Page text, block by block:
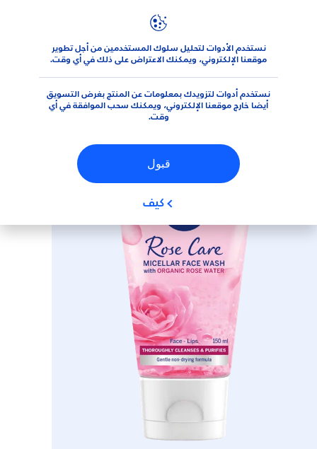
نستخدم الأدوات لتحليل سلوك المستخدمين من أجل تطوير
موقعنا الإلكتروني، ويمكنك الاعتراض على ذلك في أي وقت.
نستخدم أدوات لتزويدك بمعلومات عن المنتج بغرض التسويق
أيضا خارج موقعنا الإلكتروني، ويمكنك سحب الموافقة في أي
وقت.
قبول
كيف
المنتجات الوجه منتجات تَنْظِيف الوجه غسول الوجه
(0)